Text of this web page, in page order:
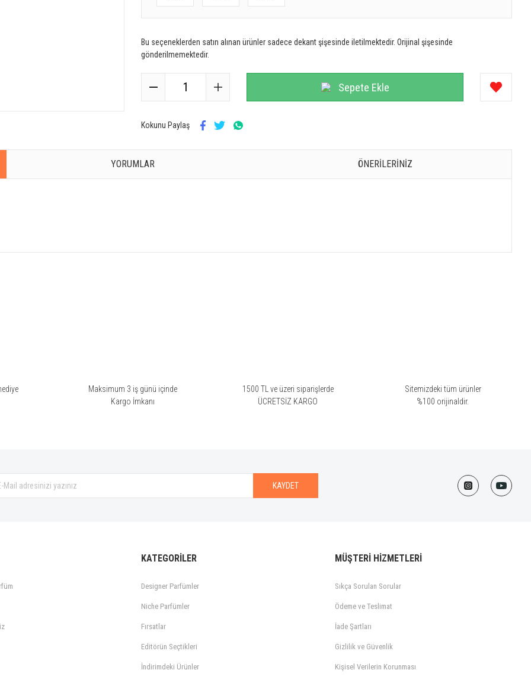
Bu seçeneklerden satın alınan ürünler sadece dekant şişesinde iletilmektedir. Orijinal şişesinde
gönderilmemektedir.
Sepete Ekle
Kokunu Paylaş
YORUMLAR ÖNERILERINIZ
Maksimum 3 iş günü içinde
Kargo İmkanı
1500 TL ve üzeri siparişlerde
ÜCRETSİZ KARGO
Sitemizdeki tüm ürünler
%100 orijinaldir.
KAYDET
KATEGORİLER
Designer Parfümler
Niche Parfümler
Fırsatlar
Editörün Seçtikleri
İndirimdeki Ürünler
MÜŞTERİ HİZMETLERİ
Sıkça Sorulan Sorular
Ödeme ve Teslimat
İade Şartları
Gizlilik ve Güvenlik
Kişisel Verilerin Korunması